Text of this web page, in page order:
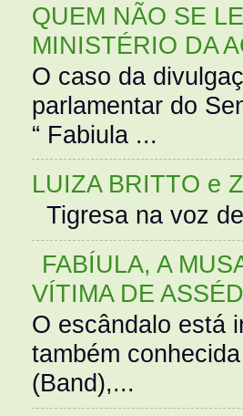
QUEM NÃO SE
MINISTÉRIO DA
O caso da
parlamentar do
“ Fabiula ...
LUIZA BRITTO e
Tigresa na voz
FABÍULA, A
VÍTIMA DE
O escândalo está
também
(Band),...